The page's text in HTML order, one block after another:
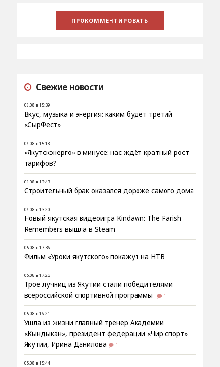
Свежие новости
06.08 в 15:39
Вкус, музыка и энергия: каким будет третий
«СырФест»
06.08 в 15:18
«Якутскэнерго» в минусе: нас ждёт кратный рост
тарифов?
06.08 в 13:47
Строительный брак оказался дороже самого дома
06.08 в 13:20
Новый якутская видеоигра Kindawn: The Parish
Remembers вышла в Steam
05.08 в 17:36
Фильм «Уроки якутского» покажут на НТВ
05.08 в 17:23
Трое лучниц из Якутии стали победителями
всероссийской спортивной программы
1
05.08 в 16:21
Ушла из жизни главный тренер Академии
«Кындыкан», президент федерации «Чир спорт»
Якутии, Ирина Данилова
1
05.08 в 15:44